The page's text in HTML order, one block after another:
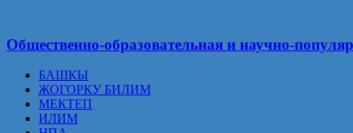
Общественно-образовательная и научно-
БАШКЫ
ЖОГОРКУ БИЛИМ
МЕКТЕП
ИЛИМ